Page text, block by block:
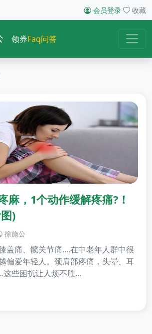
会员登录 收藏
领券Faq问答
麻，1个动作缓解疼痛?！
)
徐施公
盖痛、髋关节痛....在中老年人群中很
偏爱年轻人。颈肩部疼痛，头晕、耳
些困扰让人烦不胜...